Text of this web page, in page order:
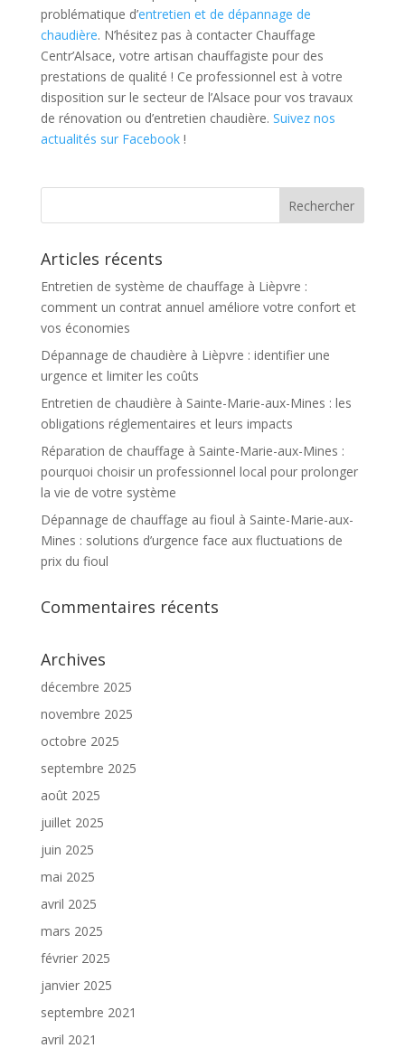
problématique d’entretien et de dépannage de
chaudière. N’hésitez pas à contacter Chauffage
Centr’Alsace, votre artisan chauffagiste pour des
prestations de qualité ! Ce professionnel est à votre
disposition sur le secteur de l’Alsace pour vos travaux
de rénovation ou d’entretien chaudière. Suivez nos
actualités sur Facebook!
Articles récents
Entretien de système de chauffage à Lièpvre :
comment un contrat annuel améliore votre confort et
vos économies
Dépannage de chaudière à Lièpvre : identifier une
urgence et limiter les coûts
Entretien de chaudière à Sainte-Marie-aux-Mines : les
obligations réglementaires et leurs impacts
Réparation de chauffage à Sainte-Marie-aux-Mines :
pourquoi choisir un professionnel local pour prolonger
la vie de votre système
Dépannage de chauffage au fioul à Sainte-Marie-aux-
Mines : solutions d’urgence face aux fluctuations de
prix du fioul
Commentaires récents
Archives
décembre 2025
novembre 2025
octobre 2025
septembre 2025
août 2025
juillet 2025
juin 2025
mai 2025
avril 2025
mars 2025
février 2025
janvier 2025
septembre 2021
avril 2021